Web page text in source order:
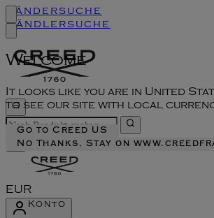
Welcome
It looks like you are in United
to see our site with local
Go to Creed US
No Thanks, Stay on
Ländersuche
Händlersuche
EUR
Konto